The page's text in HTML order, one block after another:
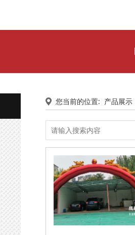
您当前的位置: 产品展示